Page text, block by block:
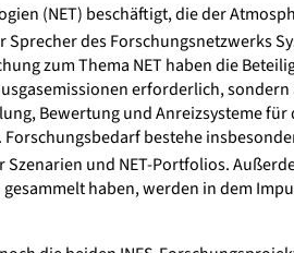
(NET) beschäftigt, die der
des Forschungsnetzwerks
zum Thema NET haben die
erforderlich,
Bewertung und Anreizsysteme
bestehe
und NET-Portfolios.
haben, werden in dem